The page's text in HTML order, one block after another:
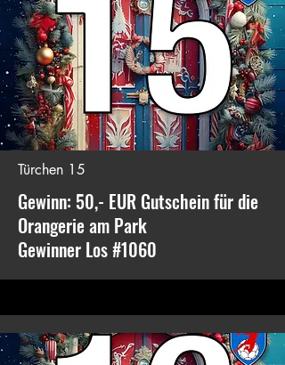
Türchen 15
Gewinn: 50,- EUR Gutschein für die
Orangerie am Park
Gewinner Los #1060